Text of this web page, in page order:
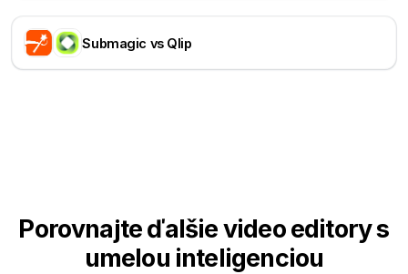
Submagic vs Qlip
Porovnajte ďalšie video editory s
umelou inteligenciou